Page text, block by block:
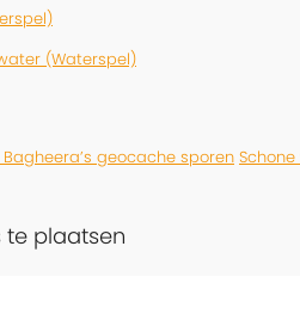
(Waterspel)
Bagheera’s geocache sporen
te plaatsen